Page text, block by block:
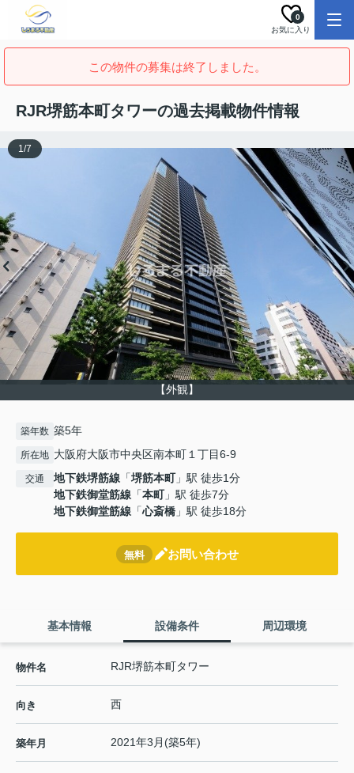
お気に入り
0
この物件の募集は終了しました。
RJR堺筋本町タワーの過去掲載物件情報
【外観】
1/7
築年数 築5年
所在地 大阪府大阪市中央区南本町１丁目6-9
交通 地下鉄堺筋線 「堺筋本町」駅 徒歩1分
地下鉄御堂筋線 「本町」駅 徒歩7分
地下鉄御堂筋線 「心斎橋 」駅 徒歩18分
無料 お問い合わせ
基本情報 設備条件 周辺環境
物件名 RJR堺筋本町タワー
向き 西
築年月 2021年3月(築5年)